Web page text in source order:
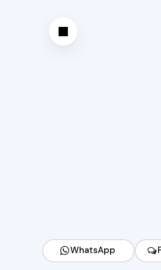
WhatsApp